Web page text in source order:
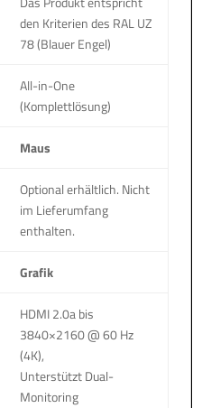
den Kriterien des RAL UZ
78 (Blauer Engel)
All-in-One
(Komplettlösung)
Maus
Optional erhältlich. Nicht
im Lieferumfang
enthalten.
Grafik
HDMI 2.0a bis
3840×2160 @ 60 Hz
(4K),
Unterstützt Dual-
Monitoring